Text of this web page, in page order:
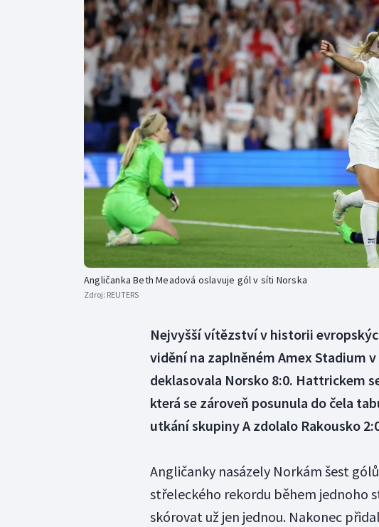
Curling
Dostihy
Florbal
Futsal
Golf
Angličanka Beth Meadová oslavuje gól v síti Norska
Zdroj: REUTERS
Nejvyšší vítězství v historii
vidění na zaplněném Amex Stadium
deklasovala Norsko 8:0. Hattrickem
která se zároveň posunula do čela
utkání skupiny A zdolalo Rakousko
Angličanky nasázely Norkám šest
střeleckého rekordu během jednoho
skórovat už jen jednou. Nakonec